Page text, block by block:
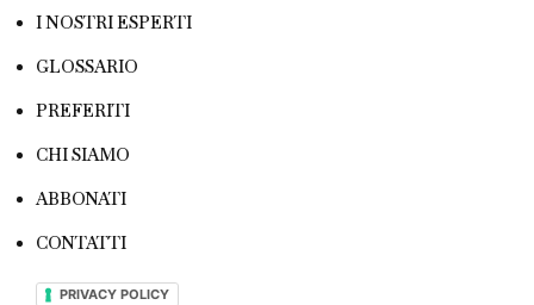
I NOSTRI ESPERTI
GLOSSARIO
PREFERITI
CHI SIAMO
ABBONATI
CONTATTI
PRIVACY POLICY